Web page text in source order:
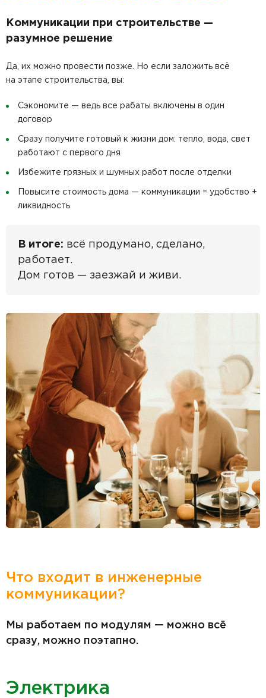
Коммуникации при строительстве —
разумное решение
Да, их можно провести позже. Но если заложить всё
на этапе строительства, вы:
Сэкономите — ведь все рабаты включены в один
договор
Сразу получите готовый к жизни дом: тепло, вода, свет
работают с первого дня
Избежите грязных и шумных работ после отделки
Повысите стоимость дома — коммуникации = удобство +
ликвидность
В итоге: всё продумано, сделано,
работает.
Дом готов — заезжай и живи.
Что входит в инженерные
коммуникации?
Мы работаем по модулям — можно всё
сразу, можно поэтапно.
Электрика